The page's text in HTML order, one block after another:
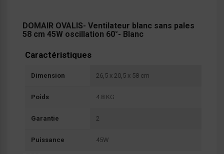
DOMAIR OVALIS- Ventilateur blanc sans pales
58 cm 45W oscillation 60°- Blanc
Caractéristiques
Dimension 26,5 x 20,5 x 58 cm
Poids 4.8 KG
Garantie 2
Puissance 45W